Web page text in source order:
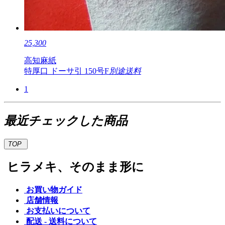
25,300
高知麻紙
特厚口 ドーサ引 150号F別途送料
1
最近チェックした商品
TOP
ヒラメキ、そのまま形に
お買い物ガイド
店舗情報
お支払いについて
配送 - 送料について